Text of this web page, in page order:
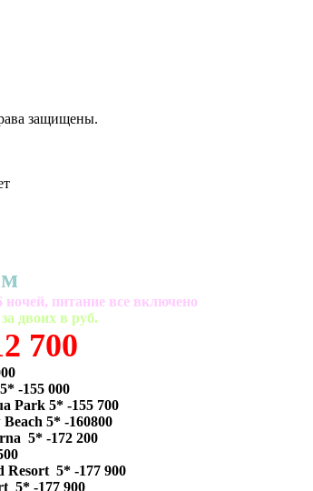
защищены.
питание все включено
двоих в руб.
700
-155 000
Park 5* -155 700
5* -160800
5* -172 200
Resort 5* -177 900
5* -177 900